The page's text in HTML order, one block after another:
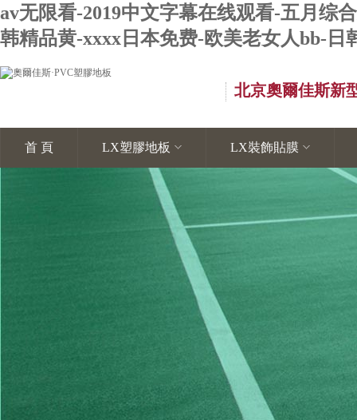
av无限看-2019中文字幕在线观看-五月综
韩精品黄-xxxx日本免费-欧美老女人bb-
北京奧爾佳斯新
首 頁 LX塑膠地板 LX裝飾貼膜